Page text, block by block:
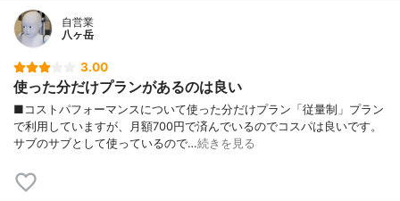
自営業
八ヶ岳
3.00
使った分だけプランがあるのは良い
■コストパフォーマンスについて使った分だけプラン「従量制」プラン
で利用していますが、月額700円で済んでいるのでコスパは良いです。
サブのサブとして使っているので…続きを見る